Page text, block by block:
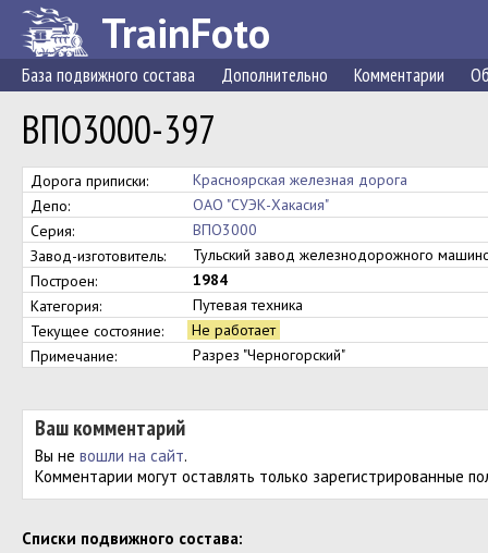
TrainFoto
База подвижного состава Дополнительно Комментарии
ВПО3000-397
Дорога приписки:
Красноярская железная дорога
Депо:
ОАО "СУЭК-Хакасия"
Серия:
ВПО3000
Завод-изготовитель:
Тульский завод железнодорожного
Построен:
1984
Категория:
Путевая техника
Текущее состояние:
Не работает
Примечание:
Разрез "Черногорский"
Ваш комментарий
Вы не вошли на сайт.
Комментарии могут оставлять только зарегистрированные
Cписки подвижного состава: